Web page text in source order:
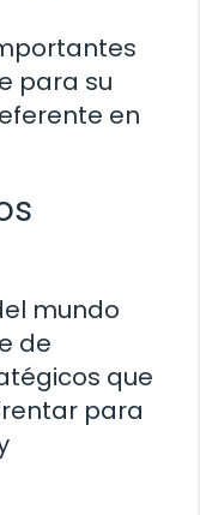
para su
en
mundo
de
que
para